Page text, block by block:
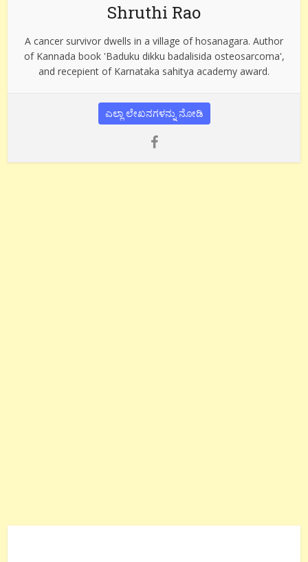
Shruthi Rao
A cancer survivor dwells in a village of hosanagara. Author
of Kannada book 'Baduku dikku badalisida osteosarcoma',
and recepient of Karnataka sahitya academy award.
ಎಲ್ಲಾ ಲೇಖನಗಳನ್ನು ನೋಡಿ